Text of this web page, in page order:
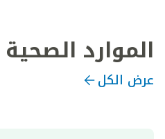
الموارد
عرض الكل